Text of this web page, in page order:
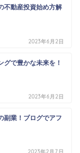
不動産投資始め方解
2023年6月2日
グで豊かな未来を！
2023年6月2日
副業！ブログでアフ
2023年2月7日